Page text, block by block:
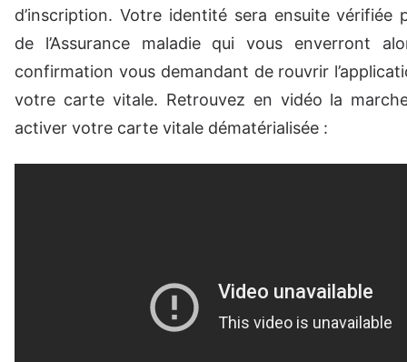
d’inscription. Votre identité sera ensuite vérifiée
de l’Assurance maladie qui vous enverront
confirmation vous demandant de rouvrir
votre carte vitale. Retrouvez en vidéo la
activer votre carte vitale dématérialisée :